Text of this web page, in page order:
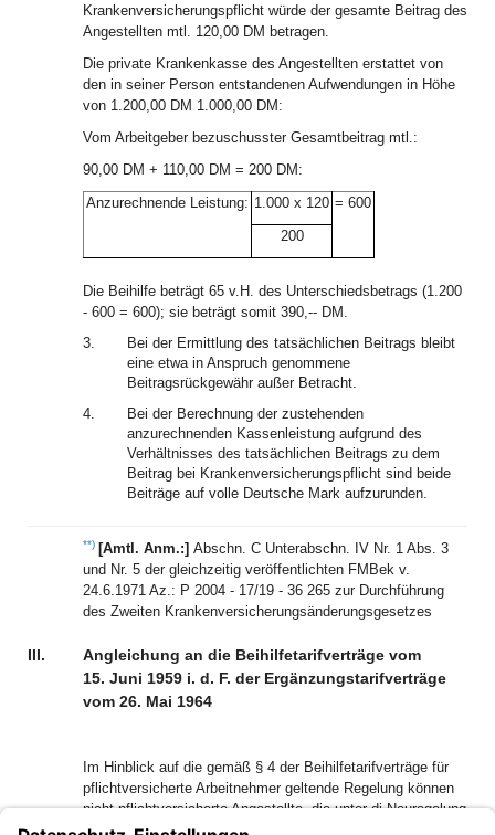
Krankenversicherungspflicht würde der gesamte Beitrag des
Angestellten mtl. 120,00 DM betragen.
Die private Krankenkasse des Angestellten erstattet von
den in seiner Person entstandenen Aufwendungen in Höhe
von 1.200,00 DM 1.000,00 DM:
Vom Arbeitgeber bezuschusster Gesamtbeitrag mtl.:
90,00 DM + 110,00 DM = 200 DM:
Anzurechnende Leistung: 1.000 x 120 = 600
200
Die Beihilfe beträgt 65 v.H. des Unterschiedsbetrags (1.200
- 600 = 600); sie beträgt somit 390,-- DM.
3.
Bei der Ermittlung des tatsächlichen Beitrags bleibt
eine etwa in Anspruch genommene
Beitragsrückgewähr außer Betracht.
4.
Bei der Berechnung der zustehenden
anzurechnenden Kassenleistung aufgrund des
Verhältnisses des tatsächlichen Beitrags zu dem
Beitrag bei Krankenversicherungspflicht sind beide
Beiträge auf volle Deutsche Mark aufzurunden.
**) [Amtl. Anm.:] Abschn. C Unterabschn. IV Nr. 1 Abs. 3
und Nr. 5 der gleichzeitig veröffentlichten FMBek v.
24.6.1971 Az.: P 2004 - 17/19 - 36 265 zur Durchführung
des Zweiten Krankenversicherungsänderungsgesetzes
III.
Angleichung an die Beihilfetarifverträge vom
15. Juni 1959 i. d. F. der Ergänzungstarifverträge
vom 26. Mai 1964
Im Hinblick auf die gemäß § 4 der Beihilfetarifverträge für
pflichtversicherte Arbeitnehmer geltende Regelung können
nicht pflichtversicherte Angestellte, die unter di Neuregelung
gemäß Abschnitt A Abs. 5 des Rundschreibens vom